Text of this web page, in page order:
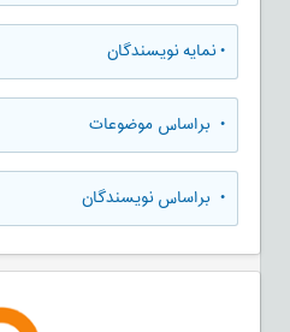
•نمایه نویسندگان
• براساس موضوعات
• براساس نویسندگان